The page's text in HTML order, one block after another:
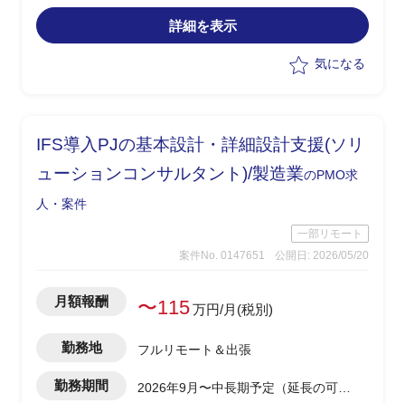
・工場の試験担当への運用ヒアリング、
試験関連文書の確認/文書化
詳細を表示
気になる
IFS導入PJの基本設計・詳細設計支援(ソリ
ューションコンサルタント)/製造業のPMO求
人・案件
一部リモート
案件No. 0147651
公開日: 2026/05/20
月額報酬 〜115万円/月(税別)
勤務地 フルリモート＆出張
勤務期間 2026年9月〜中長期予定（延長の可能